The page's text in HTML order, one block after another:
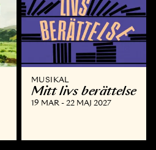
MUSIKAL
Mitt livs berättelse
19 MAR - 22 MAJ 2027